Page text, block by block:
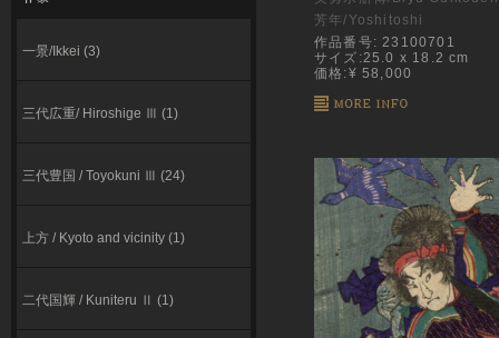
一景/Ikkei (3)
三代広重/ Hiroshige Ⅲ (1)
三代豊国 / Toyokuni Ⅲ (24)
上方 / Kyoto and vicinity (1)
二代国輝 / Kuniteru Ⅱ (1)
芳年/Yoshitoshi
作品番号: 23100701
サイズ:25.0 x 18.2 cm
価格:¥ 58,000